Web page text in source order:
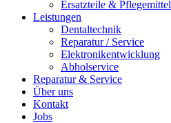
Ersatzteile & Pflegemittel
Leistungen
Dentaltechnik
Reparatur / Service
Elektronikentwicklung
Abholservice
Reparatur & Service
Über uns
Kontakt
Jobs